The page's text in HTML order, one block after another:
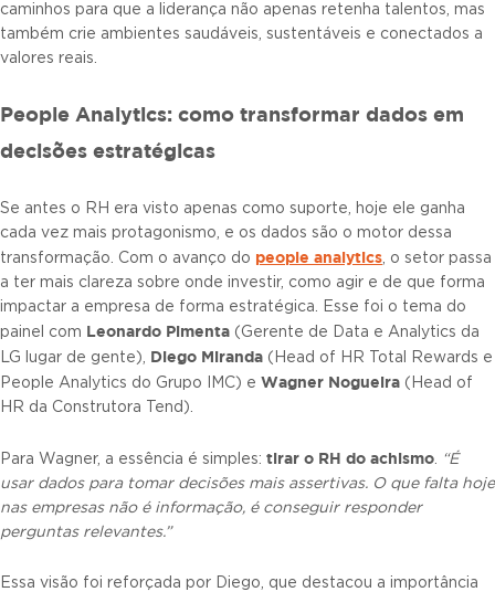
caminhos para que a liderança não apenas retenha talentos, mas
também crie ambientes saudáveis, sustentáveis e conectados a
valores reais.
People Analytics: como transformar dados em
decisões estratégicas
Se antes o RH era visto apenas como suporte, hoje ele ganha
cada vez mais protagonismo, e os dados são o motor dessa
transformação. Com o avanço do people analytics, o setor passa
a ter mais clareza sobre onde investir, como agir e de que forma
impactar a empresa de forma estratégica. Esse foi o tema do
painel com Leonardo Pimenta (Gerente de Data e Analytics da
LG lugar de gente), Diego Miranda (Head of HR Total Rewards e
People Analytics do Grupo IMC) e Wagner Nogueira (Head of
HR da Construtora Tend).
Para Wagner, a essência é simples: tirar o RH do achismo. “É
usar dados para tomar decisões mais assertivas. O que falta hoje
nas empresas não é informação, é conseguir responder
perguntas relevantes.”
Essa visão foi reforçada por Diego, que destacou a importância